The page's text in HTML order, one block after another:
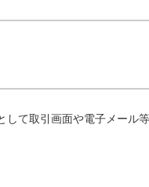
て取引画面や電子メール